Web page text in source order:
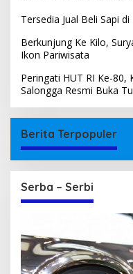
Tersedia Jual Beli Sapi
Berkunjung Ke Kilo,
Ikon Pariwisata
Peringati HUT RI Ke-80,
Salongga Resmi Buka
Berita Terpopuler
Serba – Serbi